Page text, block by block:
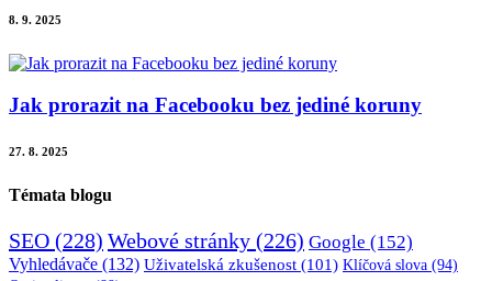
8. 9. 2025
Jak prorazit na Facebooku bez jediné koruny
27. 8. 2025
Témata blogu
SEO (228) Webové stránky (226) Google (152)
Vyhledávače (132) Uživatelská zkušenost (101) Klíčová slova (94)